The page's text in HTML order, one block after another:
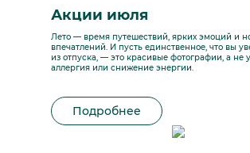
Акции июля
Лето — время путешествий, ярких эмоций и
впечатлений. И пусть единственное, что вы
из отпуска, — это красивые фотографии, а не
аллергия или снижение энергии.
Подробнее